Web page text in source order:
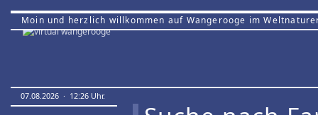
Moin und herzlich willkommen auf Wangerooge im
07.08.2026 · 12:26 Uhr.